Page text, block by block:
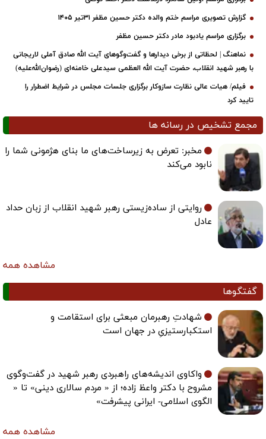
گزارش تصویری مراسم ختم والده دکتر حسین مظفر ۳۱تیر ۱۴۰۵
برگزاری مراسم یادبود مادر دکتر حسین مظفر
نماهنگ | لحظاتی از برخی دیدارها و گفت‌وگوهای آیت ‌الله صادق آملی لاریجانی
با رهبر شهید انقلاب، حضرت آیت‌ الله العظمی سیدعلی خامنه‌ای (رضوان‌الله‌علیه)
فیلم/ هیات عالی نظارت سازوکار برگزاری جلسات مجلس در شرایط اضطرار را
تایید کرد
مجمع تشخیص در رسانه ها
مخبر: تعرض به زیرساخت‌های ما بنای هژمونی شما را
نابود می‌کند
روایتی از ساده‌زیستی رهبر شهید انقلاب از زبان حداد
عادل
مشاهده همه
گفتگوها
شهادتِ رهبرمان مبعثی برای استقامت و
استکبارستیزیِ در جهان است
واکاوی اندیشه‌های راهبردی رهبر شهید در گفت‌وگوی
مشروح با دکتر واعظ زاده؛ از « مردم سالاری دینی» تا «
الگوی اسلامی- ایرانی پیشرفت»
مشاهده همه